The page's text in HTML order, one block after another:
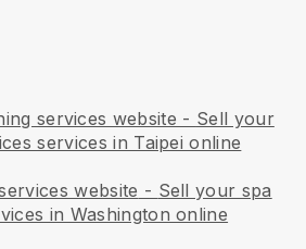
services website - Sell your
services in Taipei online
website - Sell your spa
in Washington online